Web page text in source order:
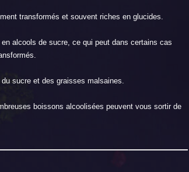
transformés et souvent riches en glucides.
alcools de sucre, ce qui peut dans certains cas
sucre et des graisses malsaines.
boissons alcoolisées peuvent vous sortir de